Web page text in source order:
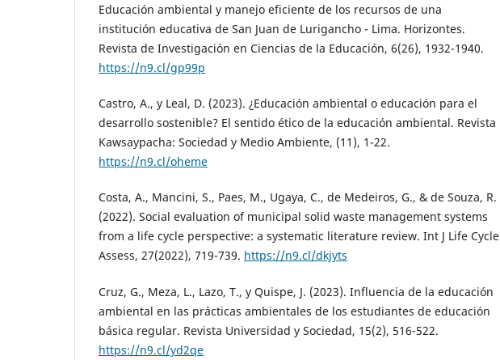
Educación ambiental y manejo eficiente de los recursos de una
institución educativa de San Juan de Lurigancho - Lima. Horizontes.
Revista de Investigación en Ciencias de la Educación, 6(26), 1932-1940.
https://n9.cl/gp99p
Castro, A., y Leal, D. (2023). ¿Educación ambiental o educación para el
desarrollo sostenible? El sentido ético de la educación ambiental. Revista
Kawsaypacha: Sociedad y Medio Ambiente, (11), 1-22.
https://n9.cl/oheme
Costa, A., Mancini, S., Paes, M., Ugaya, C., de Medeiros, G., & de Souza, R.
(2022). Social evaluation of municipal solid waste management systems
from a life cycle perspective: a systematic literature review. Int J Life Cycle
Assess, 27(2022), 719-739. https://n9.cl/dkjyts
Cruz, G., Meza, L., Lazo, T., y Quispe, J. (2023). Influencia de la educación
ambiental en las prácticas ambientales de los estudiantes de educación
básica regular. Revista Universidad y Sociedad, 15(2), 516-522.
https://n9.cl/yd2qe